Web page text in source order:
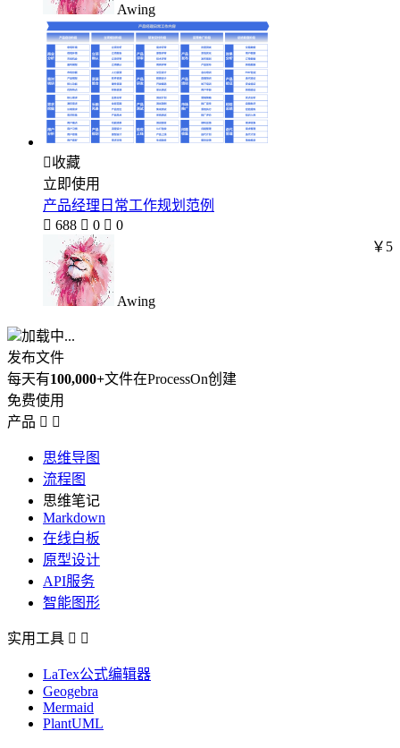
Awing
收藏
立即使用
产品经理日常工作规划范例
 688  0  0
Awing
￥5
加载中...
发布文件
每天有100,000+文件在ProcessOn创建
免费使用
产品  
思维导图
流程图
思维笔记
Markdown
在线白板
原型设计
API服务
智能图形
实用工具  
LaTex公式编辑器
Geogebra
Mermaid
PlantUML